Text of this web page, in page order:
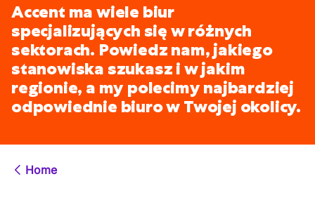
Accent ma wiele biur
specjalizujących się w różnych
sektorach. Powiedz nam, jakiego
stanowiska szukasz i w jakim
regionie, a my polecimy najbardziej
odpowiednie biuro w Twojej okolicy.
Home